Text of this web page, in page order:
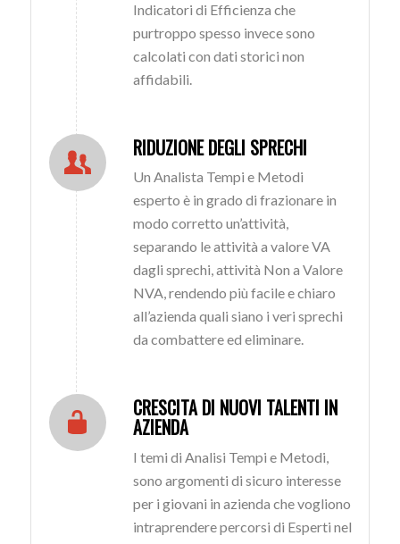
Indicatori di Efficienza che
purtroppo spesso invece sono
calcolati con dati storici non
affidabili.
RIDUZIONE DEGLI SPRECHI
Un Analista Tempi e Metodi
esperto è in grado di frazionare in
modo corretto un’attività,
separando le attività a valore VA
dagli sprechi, attività Non a Valore
NVA, rendendo più facile e chiaro
all’azienda quali siano i veri sprechi
da combattere ed eliminare.
CRESCITA DI NUOVI TALENTI IN
AZIENDA
I temi di Analisi Tempi e Metodi,
sono argomenti di sicuro interesse
per i giovani in azienda che vogliono
intraprendere percorsi di Esperti nel